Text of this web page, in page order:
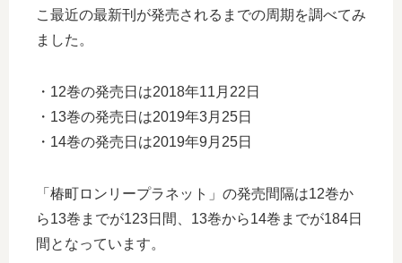
こ最近の最新刊が発売されるまでの周期を調べてみ
ました。
・12巻の発売日は2018年11月22日
・13巻の発売日は2019年3月25日
・14巻の発売日は2019年9月25日
「椿町ロンリープラネット」の発売間隔は12巻か
ら13巻までが123日間、13巻から14巻までが184日
間となっています。